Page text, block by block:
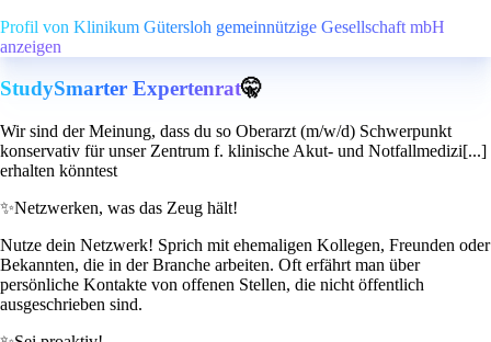
Profil von Klinikum Gütersloh gemeinnützige Gesellschaft mbH
anzeigen
StudySmarter Expertenrat🤫
Wir sind der Meinung, dass du so Oberarzt (m/w/d) Schwerpunkt
konservativ für unser Zentrum f. klinische Akut- und Notfallmedizi[...]
erhalten könntest
✨Netzwerken, was das Zeug hält!
Nutze dein Netzwerk! Sprich mit ehemaligen Kollegen, Freunden oder
Bekannten, die in der Branche arbeiten. Oft erfährt man über
persönliche Kontakte von offenen Stellen, die nicht öffentlich
ausgeschrieben sind.